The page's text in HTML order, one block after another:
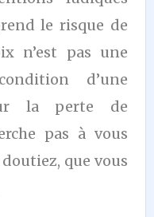
le risque de
n’est pas une
d’une
la perte de
pas à vous
que vous